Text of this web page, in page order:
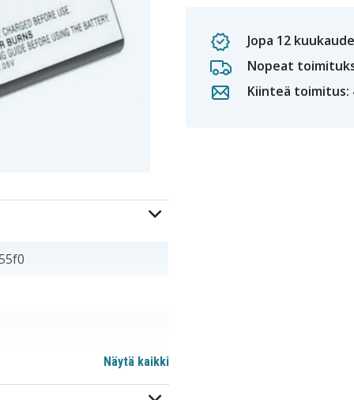
Jopa 12
Nopeat
Kiinteä toimitus:
Näytä kaikki